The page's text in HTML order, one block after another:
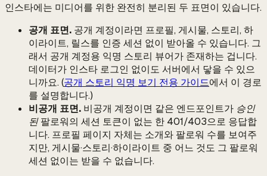
인스타에는 미디어를 위한 완전히 분리된 두 표면이 있습니다.
공개 표면. 공개 계정이라면 프로필, 게시물, 스토리, 하
이라이트, 릴스를 인증 세션 없이 받아올 수 있습니다. 그
래서 공개 계정용 익명 스토리 뷰어가 존재하는 겁니다.
데이터가 인스타 로그인 없이도 서버에서 닿을 수 있으
니까요. (공개 스토리 익명 보기 전용 가이드에서 이 경로
를 설명합니다.)
비공개 표면. 비공개 계정이면 같은 엔드포인트가 승인
된팔로워의 세션 토큰이 없는 한 401/403으로 응답합
니다. 프로필 페이지 자체는 소개와 팔로워 수를 보여주
지만, 게시물·스토리·하이라이트 중 어느 것도 그 팔로워
세션 없이는 받을 수 없습니다.